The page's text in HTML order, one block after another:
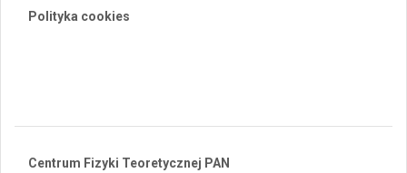
Polityka cookies
Centrum Fizyki Teoretycznej PAN